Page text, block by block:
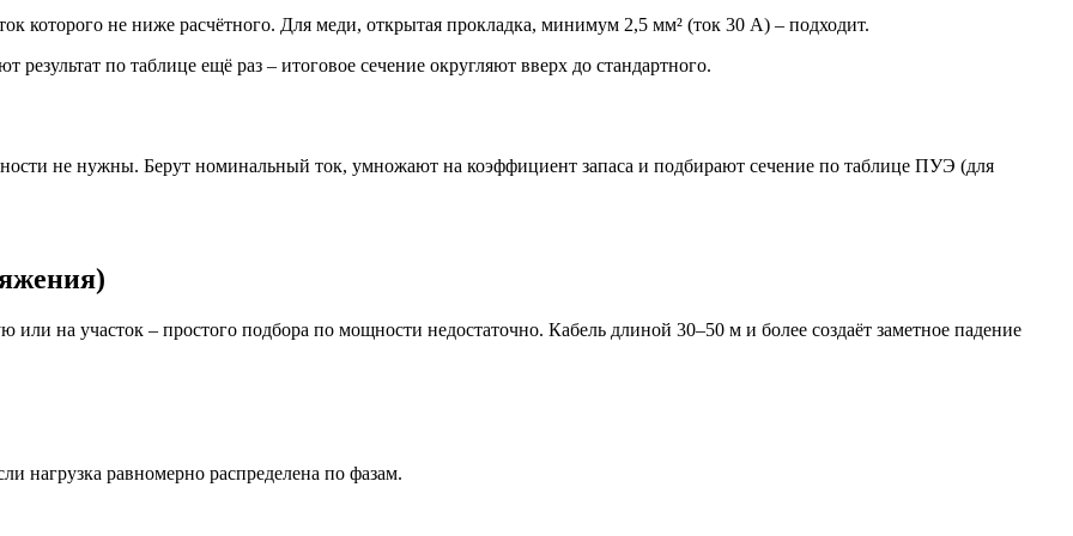
которого не ниже расчётного. Для меди, открытая прокладка, минимум 2,5 мм² (ток 30 А) – подходит.
по таблице ещё раз – итоговое сечение округляют вверх до стандартного.
не нужны. Берут номинальный ток, умножают на коэффициент запаса и подбирают сечение по таблице ПУЭ (для
на участок – простого подбора по мощности недостаточно. Кабель длиной 30–50 м и более создаёт заметное падение
нагрузка равномерно распределена по фазам.